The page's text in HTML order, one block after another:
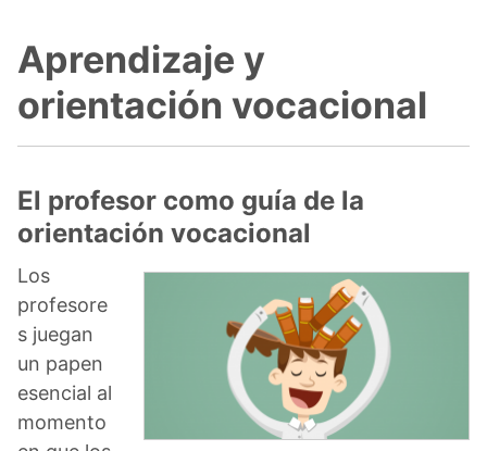
Aprendizaje y
orientación vocacional
El profesor como guía de la
orientación vocacional
Los
profesore
s juegan
un papen
esencial al
momento